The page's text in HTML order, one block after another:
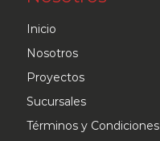
Inicio
Nosotros
Proyectos
Sucursales
Términos y Condiciones